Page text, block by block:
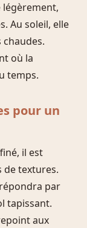
légèrement,
Au soleil, elle
chaudes.
où la
temps.
pour un
il est
de textures.
par
tapissant.
aux